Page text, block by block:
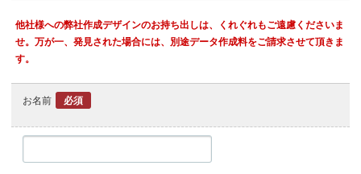
他社様への弊社作成デザインのお持ち出しは、くれぐれもご遠慮くださいま
せ。万が一、発見された場合には、別途データ作成料をご請求させて頂きま
す。
お名前 必須